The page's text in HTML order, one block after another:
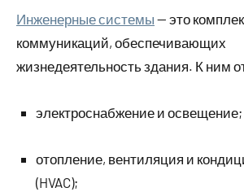
Инженерные системы — это
коммуникаций, обеспечивающих
жизнедеятельность здания. К ним
электроснабжение и освещение;
отопление, вентиляция и
(HVAC);